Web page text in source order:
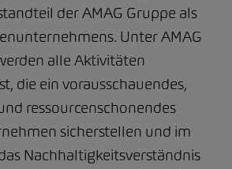
der AMAG Gruppe als
Unter AMAG
alle Aktivitäten
die ein vorausschauendes,
ressourcenschonendes
sicherstellen und im
Nachhaltigkeitsverständnis